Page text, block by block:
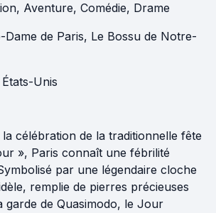
, Aventure, Comédie, Drame
Dame de Paris, Le Bossu de Notre-
États-Unis
célébration de la traditionnelle fête
», Paris connaît une fébrilité
par une légendaire cloche
remplie de pierres précieuses
garde de Quasimodo, le Jour